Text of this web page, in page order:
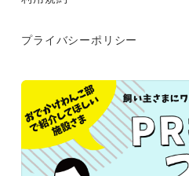
プライバシーポリシー